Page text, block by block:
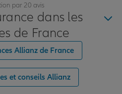
C’est rassurant de
aussi compétente et
agence les yeux fermés !
par 20 avis
dans les
de France
Allianz de France
et conseils Allianz